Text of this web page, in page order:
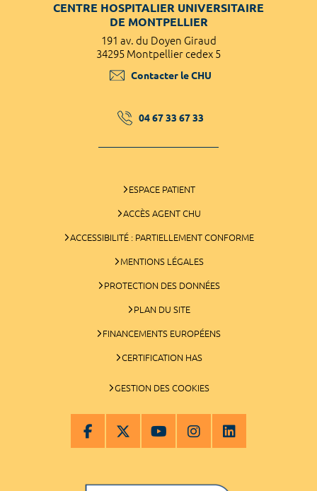
CENTRE HOSPITALIER UNIVERSITAIRE
DE MONTPELLIER
191 av. du Doyen Giraud
34295 Montpellier cedex 5
Contacter le CHU
04 67 33 67 33
ESPACE PATIENT
ACCÈS AGENT CHU
ACCESSIBILITÉ : PARTIELLEMENT CONFORME
MENTIONS LÉGALES
PROTECTION DES DONNÉES
PLAN DU SITE
FINANCEMENTS EUROPÉENS
CERTIFICATION HAS
GESTION DES COOKIES